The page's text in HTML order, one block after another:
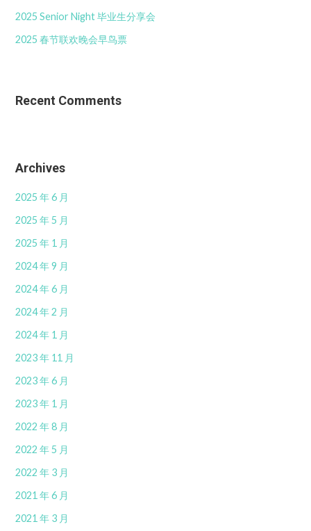
2025 Senior Night 毕业生分享会
2025 春节联欢晚会早鸟票
Recent Comments
Archives
2025 年 6 月
2025 年 5 月
2025 年 1 月
2024 年 9 月
2024 年 6 月
2024 年 2 月
2024 年 1 月
2023 年 11 月
2023 年 6 月
2023 年 1 月
2022 年 8 月
2022 年 5 月
2022 年 3 月
2021 年 6 月
2021 年 3 月